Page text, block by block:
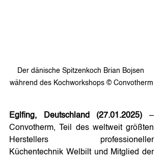
Der dänische Spitzenkoch Brian Bojsen
während des Kochworkshops © Convotherm
Eglfing, Deutschland (27.01.2025) –
Convotherm, Teil des weltweit größten
Herstellers professioneller
Küchentechnik Welbilt und Mitglied der